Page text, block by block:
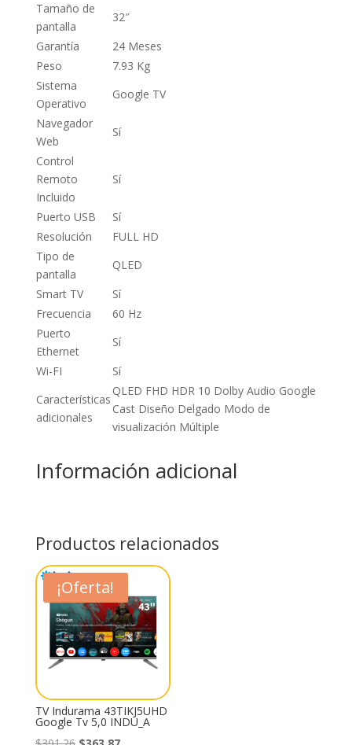
Tamaño de
pantalla
32″
Garantía
24 Meses
Peso
7.93 Kg
Sistema
Operativo
Google TV
Navegador
Web
Sí
Control
Remoto
Incluido
Sí
Puerto USB
Sí
Resolución
FULL HD
Tipo de
pantalla
QLED
Smart TV
Sí
Frecuencia
60 Hz
Puerto
Ethernet
Sí
Wi-FI
Sí
Características
adicionales
QLED FHD HDR 10 Dolby Audio Google
Cast Diseño Delgado Modo de
visualización Múltiple
Información adicional
Productos relacionados
¡Oferta!
TV Indurama 43TIKJ5UHD
Google Tv 5,0 INDU_A